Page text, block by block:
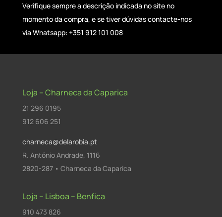
Verifique sempre a descrição indicada no site no
momento da compra, e se tiver dúvidas contacte-nos
via Whatsapp: +351 912 101 008
Loja – Charneca da Caparica
21 296 0195
912 606 251
charneca@delarobia.pt
R. António Andrade, 1116
2820-287 • Charneca da Caparica
Loja – Lisboa – Benfica
910 473 826